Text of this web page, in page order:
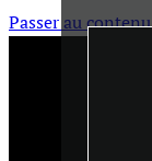
Passer au